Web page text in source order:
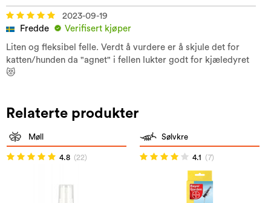
2023-09-19
Fredde
Verifisert kjøper
Liten og fleksibel felle. Verdt å vurdere er å skjule det for
katten/hunden da "agnet" i fellen lukter godt for kjæledyret
😻
Relaterte produkter
Møll
4.8 (22)
Sølvkre
4.1 (7)